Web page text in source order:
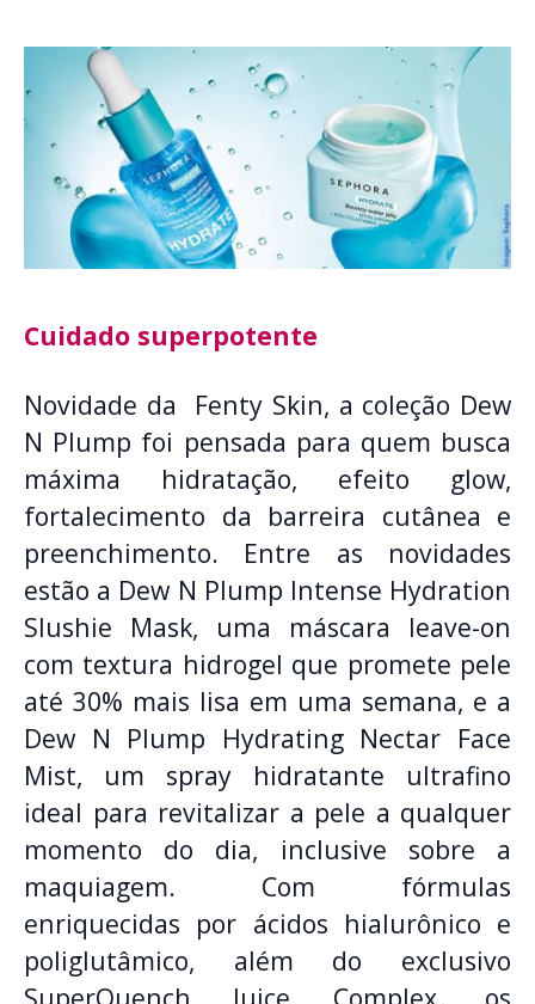
Cuidado superpotente
Novidade da Fenty Skin, a coleção Dew
N Plump foi pensada para quem busca
máxima hidratação, efeito glow,
fortalecimento da barreira cutânea e
preenchimento. Entre as novidades
estão a Dew N Plump Intense Hydration
Slushie Mask, uma máscara leave-on
com textura hidrogel que promete pele
até 30% mais lisa em uma semana, e a
Dew N Plump Hydrating Nectar Face
Mist, um spray hidratante ultrafino
ideal para revitalizar a pele a qualquer
momento do dia, inclusive sobre a
maquiagem. Com fórmulas
enriquecidas por ácidos hialurônico e
poliglutâmico, além do exclusivo